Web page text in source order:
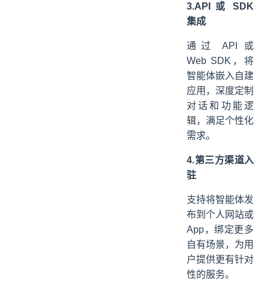
3.API 或 SDK
集成
通过 API 或
Web SDK，将
智能体嵌入自建
应用，深度定制
对话和功能逻
辑，满足个性化
需求。
4.第三方渠道入
驻
支持将智能体发
布到个人网站或
App，绑定更多
自有场景，为用
户提供更有针对
性的服务。